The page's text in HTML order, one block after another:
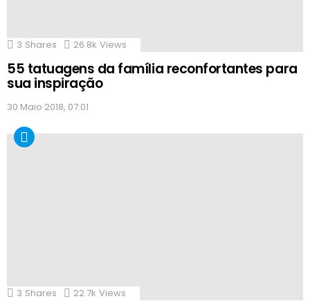
3 Shares 26.8k Views
55 tatuagens da família reconfortantes para
sua inspiração
30 Maio 2018, 07:01
3 Shares 22.7k Views